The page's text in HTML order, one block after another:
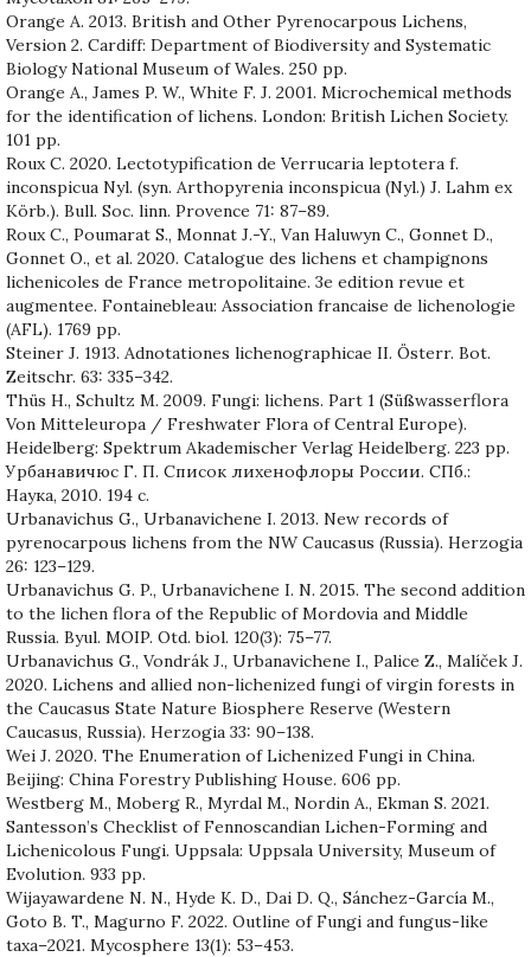
Orange A. 2013. British and Other Pyrenocarpous Lichens,
Version 2. Cardiff: Department of Biodiversity and Systematic
Biology National Museum of Wales. 250 pp.
Orange A., James P. W., White F. J. 2001. Microchemical methods
for the identification of lichens. London: British Lichen Society.
101 pp.
Roux C. 2020. Lectotypification de Verrucaria leptotera f.
inconspicua Nyl. (syn. Arthopyrenia inconspicua (Nyl.) J. Lahm ex
Körb.). Bull. Soc. linn. Provence 71: 87–89.
Roux C., Poumarat S., Monnat J.-Y., Van Haluwyn C., Gonnet D.,
Gonnet O., et al. 2020. Catalogue des lichens et champignons
lichenicoles de France metropolitaine. 3e edition revue et
augmentee. Fontainebleau: Association francaise de lichenologie
(AFL). 1769 pp.
Steiner J. 1913. Adnotationes lichenographicae II. Österr. Bot.
Zeitschr. 63: 335–342.
Thüs H., Schultz M. 2009. Fungi: lichens. Part 1 (Süßwasserflora
Von Mitteleuropa / Freshwater Flora of Central Europe).
Heidelberg: Spektrum Akademischer Verlag Heidelberg. 223 pp.
Урбанавичюс Г. П. Список лихенофлоры России. СПб.:
Наука, 2010. 194 с.
Urbanavichus G., Urbanavichene I. 2013. New records of
pyrenocarpous lichens from the NW Caucasus (Russia). Herzogia
26: 123–129.
Urbanavichus G. P., Urbanavichene I. N. 2015. The second addition
to the lichen flora of the Republic of Mordovia and Middle
Russia. Byul. MOIP. Otd. biol. 120(3): 75–77.
Urbanavichus G., Vondrák J., Urbanavichene I., Palice Z., Malíček J.
2020. Lichens and allied non-lichenized fungi of virgin forests in
the Caucasus State Nature Biosphere Reserve (Western
Caucasus, Russia). Herzogia 33: 90–138.
Wei J. 2020. The Enumeration of Lichenized Fungi in China.
Beijing: China Forestry Publishing House. 606 pp.
Westberg M., Moberg R., Myrdal M., Nordin A., Ekman S. 2021.
Santesson’s Checklist of Fennoscandian Lichen-Forming and
Lichenicolous Fungi. Uppsala: Uppsala University, Museum of
Evolution. 933 pp.
Wijayawardene N. N., Hyde K. D., Dai D. Q., Sánchez-García M.,
Goto B. T., Magurno F. 2022. Outline of Fungi and fungus-like
taxa–2021. Mycosphere 13(1): 53–453.